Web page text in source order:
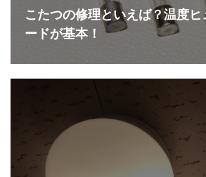
こたつの修理といえば？温度ヒ
ードが基本！